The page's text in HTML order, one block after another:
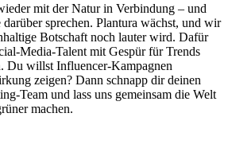
mit der Natur in Verbindung – und
darüber sprechen. Plantura wächst, und wir
Botschaft noch lauter wird. Dafür
Media-Talent mit Gespür für Trends
Du willst Influencer-Kampagnen
zeigen? Dann schnapp dir deinen
Team und lass uns gemeinsam die Welt
machen.